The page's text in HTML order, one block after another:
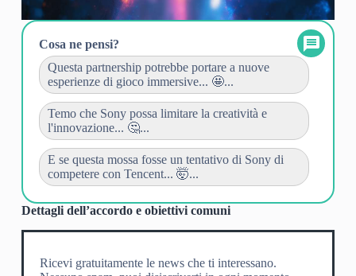
Cosa ne pensi?
Questa partnership potrebbe portare a nuove
esperienze di gioco immersive... 🤩...
Temo che Sony possa limitare la creatività e
l'innovazione... 🤔...
E se questa mossa fosse un tentativo di Sony di
competere con Tencent... 🤯...
Dettagli dell’accordo e obiettivi comuni
Ricevi gratuitamente le news che ti interessano.